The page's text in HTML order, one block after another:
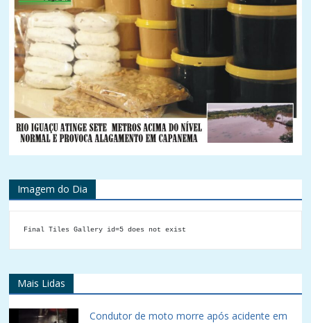
Imagem do Dia
Final Tiles Gallery id=5 does not exist
Mais Lidas
Condutor de moto morre após acidente em